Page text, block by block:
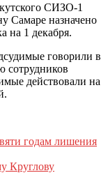
СИЗО-1
Самаре назначено
на 1 декабря.
говорили в
сотрудников
действовали на
годам лишения
Круглову